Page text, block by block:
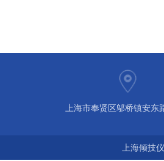
上海市奉贤区邬桥镇安东
上海倾技